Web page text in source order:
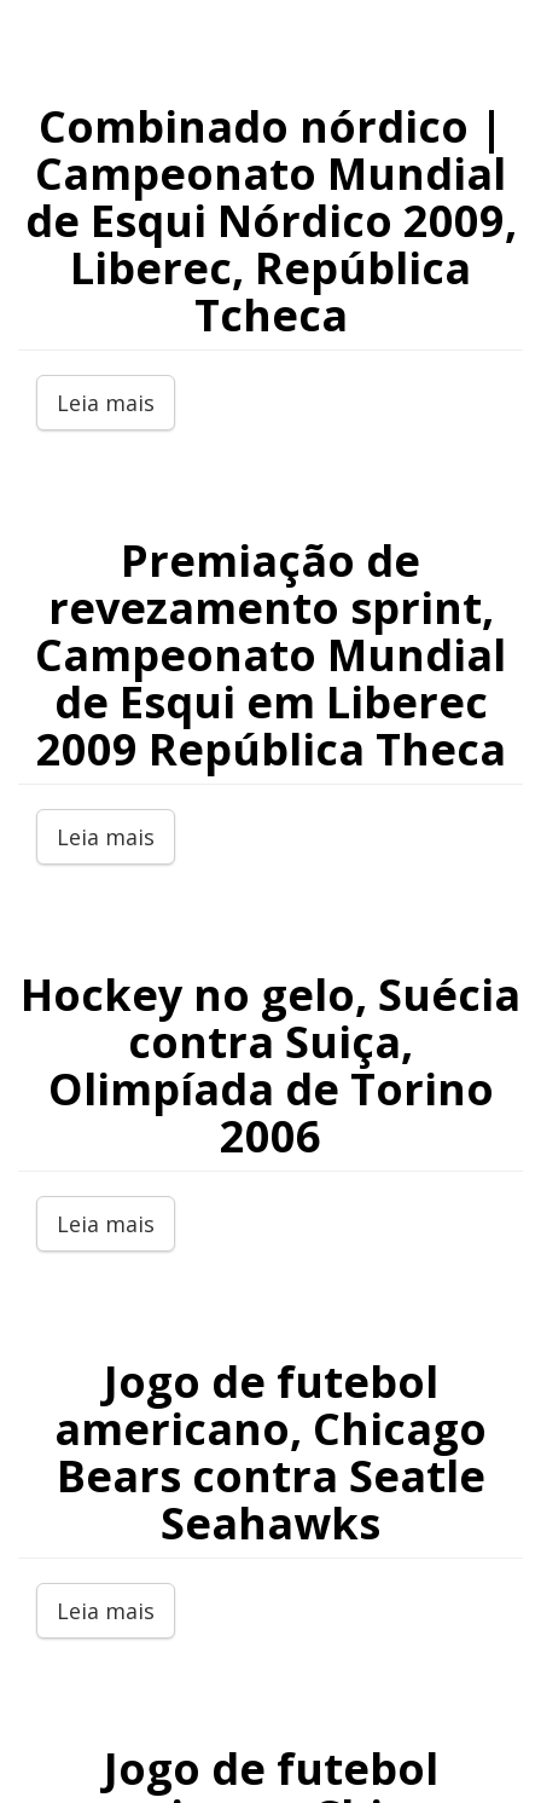
Combinado nórdico |
Campeonato Mundial
de Esqui Nórdico 2009,
Liberec, República
Tcheca
Leia mais
Premiação de
revezamento sprint,
Campeonato Mundial
de Esqui em Liberec
2009 República Theca
Leia mais
Hockey no gelo, Suécia
contra Suiça,
Olimpíada de Torino
2006
Leia mais
Jogo de futebol
americano, Chicago
Bears contra Seatle
Seahawks
Leia mais
Jogo de futebol